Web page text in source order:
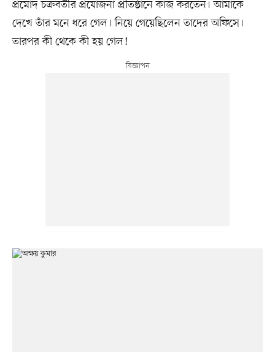
প্রমোদ চক্রবর্তীর প্রযোজনা প্রতিষ্ঠানে কাজ করতেন। আমাকে
দেখে তাঁর মনে ধরে গেল। নিয়ে গেয়েছিলেন তাদের অফিসে।
তারপর কী থেকে কী হয় গেল!